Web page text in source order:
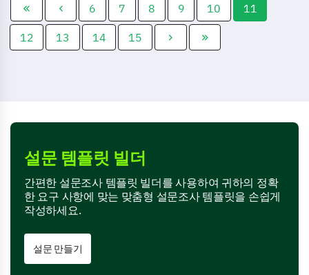
6 7 8 9 10 11
12 13 14 15
설문 템플릿 빌더
간편한 설문조사 템플릿 빌더를 사용하여 귀하의 정확
한 요구 사항에 맞는 맞춤형 설문조사 템플릿을 손쉽게
작성하세요.
설문 만들기